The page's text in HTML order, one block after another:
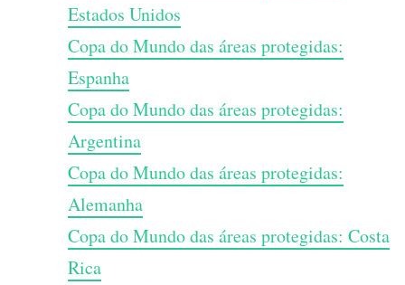
Estados Unidos
Copa do Mundo das áreas protegidas:
Espanha
Copa do Mundo das áreas protegidas:
Argentina
Copa do Mundo das áreas protegidas:
Alemanha
Copa do Mundo das áreas protegidas: Costa
Rica